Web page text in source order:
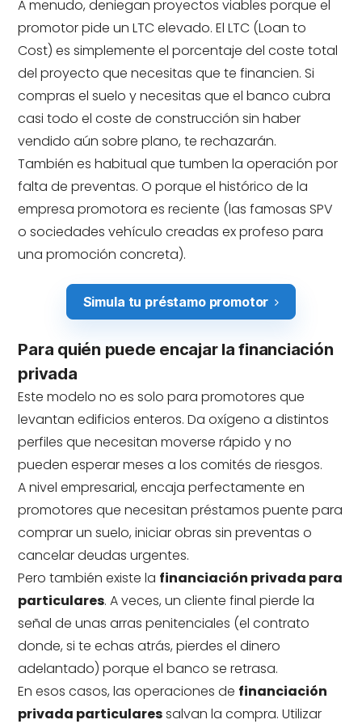
A menudo, deniegan proyectos viables porque el
promotor pide un LTC elevado. El LTC (Loan to
Cost) es simplemente el porcentaje del coste total
del proyecto que necesitas que te financien. Si
compras el suelo y necesitas que el banco cubra
casi todo el coste de construcción sin haber
vendido aún sobre plano, te rechazarán.
También es habitual que tumben la operación por
falta de preventas. O porque el histórico de la
empresa promotora es reciente (las famosas SPV
o sociedades vehículo creadas ex profeso para
una promoción concreta).
Simula tu préstamo promotor
Para quién puede encajar la financiación
privada
Este modelo no es solo para promotores que
levantan edificios enteros. Da oxígeno a distintos
perfiles que necesitan moverse rápido y no
pueden esperar meses a los comités de riesgos.
A nivel empresarial, encaja perfectamente en
promotores que necesitan préstamos puente para
comprar un suelo, iniciar obras sin preventas o
cancelar deudas urgentes.
Pero también existe la financiación privada para
particulares. A veces, un cliente final pierde la
señal de unas arras penitenciales (el contrato
donde, si te echas atrás, pierdes el dinero
adelantado) porque el banco se retrasa.
En esos casos, las operaciones de financiación
privada particularessalvan la compra. Utilizar